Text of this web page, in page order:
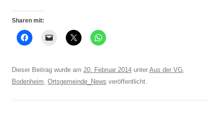
Sharen mit:
Dieser Beitrag wurde am 20. Februar 2014 unter Aus der VG,
Bodenheim, Ortsgemeinde_News veröffentlicht.